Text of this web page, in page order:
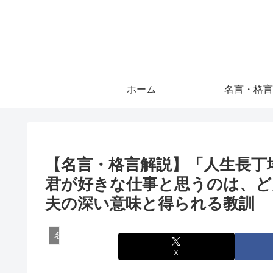
ホーム 名言・格言
【名言・格言解説】「人生長
君が好きな仕事と思うのは、
夫の深い意味と得られる教訓
名言・格言
X